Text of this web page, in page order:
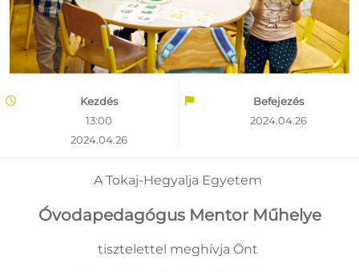
A Tokaj-Hegyalja Egyetem
Óvodapedagógus Mentor Műhelye
tisztelettel meghívja Önt
Kezdés
13:00
2024.04.26
Befejezés
2024.04.26